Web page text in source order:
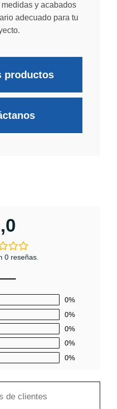
y acabados
adecuado para tu
productos
0 reseñas.
0%
0%
0%
0%
0%